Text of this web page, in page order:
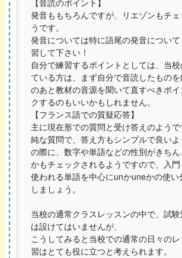
【音読のポイント】
発音ももちろんですが、リエゾンもチェ
うです。
発音については特に語尾の発音につい
習して下さい！
自分で練習するポイントとしては、当
ている方は、まず自分で音読したもの
のあと教材の音源を聞いて直すべきポ
クするのもいいかもしれません。
【フランス語での質疑応答】
主に現在形での質問と受け答えのよう
純な質問で、答え方もシンプルで良い
の際に、数字や単語などの性別がきち
かもチェックされるようですので、入門
使われる単語を中心にunかuneかの使い
しましょう。
当校の通常クラスレッスンの中で、試
は設けてはいませんが、
こうしてみると当校での通常の日々の
習はとても役に立つと考えられます。